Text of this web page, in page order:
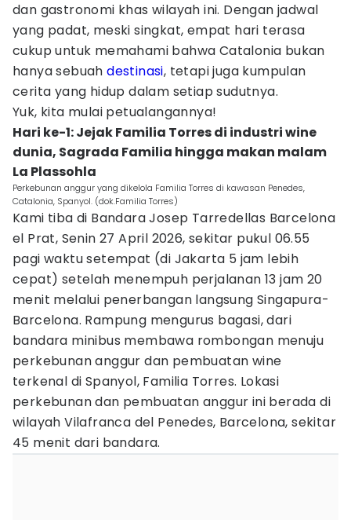
dan gastronomi khas wilayah ini. Dengan jadwal
yang padat, meski singkat, empat hari terasa
cukup untuk memahami bahwa Catalonia bukan
hanya sebuahdestinasi, tetapi juga kumpulan
cerita yang hidup dalam setiap sudutnya.
Yuk, kita mulai petualangannya!
Hari ke-1: Jejak Familia Torres di industri wine
dunia, Sagrada Familia hingga makan malam
La Plassohla
Perkebunan anggur yang dikelola Familia Torres di kawasan Penedes,
Catalonia, Spanyol. (dok.Familia Torres)
Kami tiba di Bandara Josep Tarredellas Barcelona
el Prat, Senin 27 April 2026, sekitar pukul 06.55
pagi waktu setempat (di Jakarta 5 jam lebih
cepat) setelah menempuh perjalanan 13 jam 20
menit melalui penerbangan langsung Singapura-
Barcelona. Rampung mengurus bagasi, dari
bandara minibus membawa rombongan menuju
perkebunan anggur dan pembuatan wine
terkenal di Spanyol, Familia Torres. Lokasi
perkebunan dan pembuatan anggur ini berada di
wilayah Vilafranca del Penedes, Barcelona, sekitar
45 menit dari bandara.